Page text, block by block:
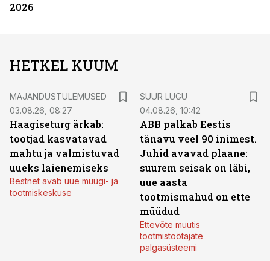
2026
HETKEL KUUM
MAJANDUSTULEMUSED
03.08.26, 08:27
Haagiseturg ärkab:
tootjad kasvatavad
mahtu ja valmistuvad
uueks laienemiseks
Bestnet avab uue müügi- ja
tootmiskeskuse
SUUR LUGU
04.08.26, 10:42
ABB palkab Eestis
tänavu veel 90 inimest.
Juhid avavad plaane:
suurem seisak on läbi,
uue aasta
tootmismahud on ette
müüdud
Ettevõte muutis
tootmistöötajate
palgasüsteemi